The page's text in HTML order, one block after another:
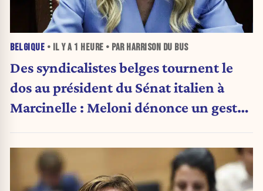
BELGIQUE • IL Y A 1 HEURE • PAR HARRISON DU BUS
Des syndicalistes belges tournent le
dos au président du Sénat italien à
Marcinelle : Meloni dénonce un geste